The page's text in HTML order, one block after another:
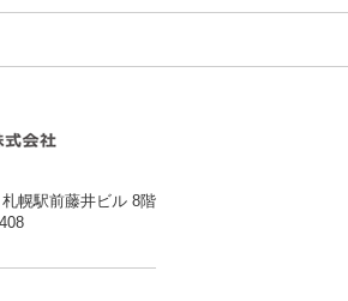
幌駅前藤井ビル 8階